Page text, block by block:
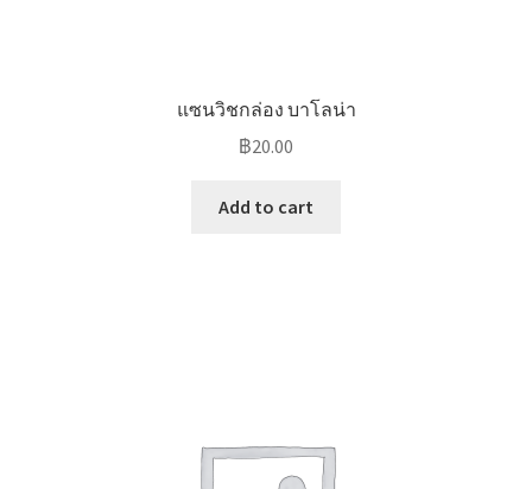
แซนวิชกล่อง บาโลน่า
฿20.00
Add to cart